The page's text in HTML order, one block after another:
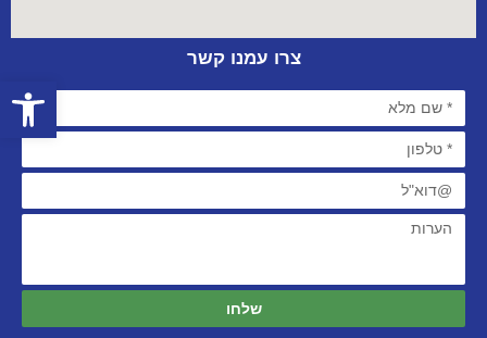
צרו עמנו קשר
שלחו
פתח